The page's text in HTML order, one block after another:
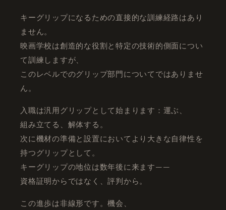
キーグリップになるための直接的な訓練経路はあり
ません。
映画学校は創造的な役割と特定の技術的側面につい
て訓練しますが、
このレベルでのグリップ部門についてではありませ
ん。
入職は汎用グリップとして始まります：運ぶ、
組み立てる、解体する。
次に機材の準備と設置においてより大きな自律性を
持つグリップとして。
キーグリップの地位は数年後に来ます——
資格証明からではなく、評判から。
この進歩は非線形です。機会、